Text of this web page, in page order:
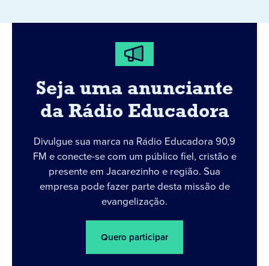
Seja uma anunciante
da Rádio Educadora
Divulgue sua marca na Rádio Educadora 90,9
FM e conecte-se com um público fiel, cristão e
presente em Jacarezinho e região. Sua
empresa pode fazer parte desta missão de
evangelização.
Quero participar